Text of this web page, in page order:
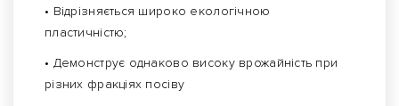
• Відрізняється широко екологічною
пластичністю;
• Демонструє однаково високу врожайність при
різних фракціях посіву